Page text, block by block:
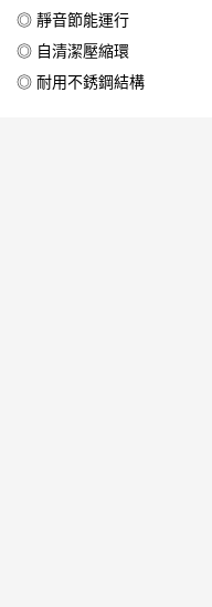
◎ 靜音節能運行
◎ 自清潔壓縮環
◎ 耐用不銹鋼結構